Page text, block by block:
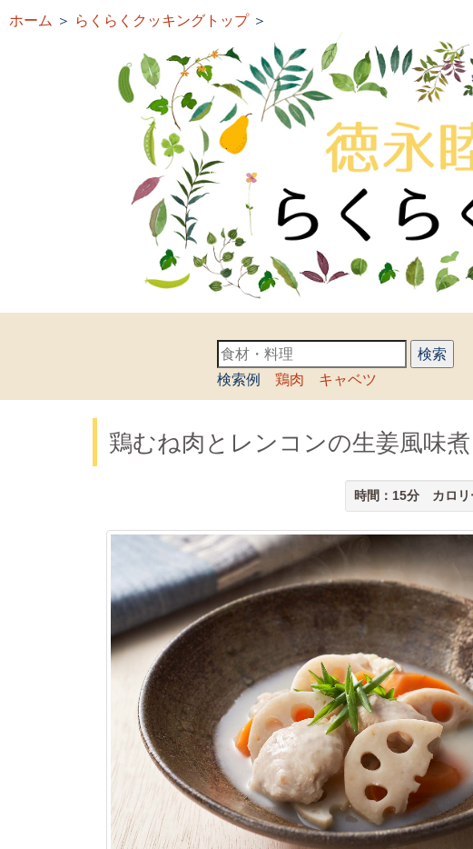
ホーム ＞ らくらくクッキングトップ＞
検索例 鶏肉 キャベツ
鶏むね肉とレンコンの生姜風味煮
時間：15分 カロリ